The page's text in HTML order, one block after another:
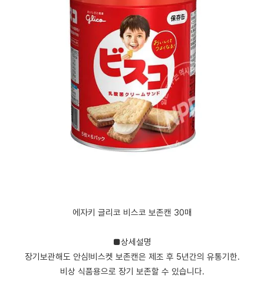
에자키 글리코 비스코 보존캔 30매
■상세설명
장기보관해도 안심!비스켓 보존캔은 제조 후 5년간의 유통기한.
비상 식품용으로 장기 보존할 수 있습니다.